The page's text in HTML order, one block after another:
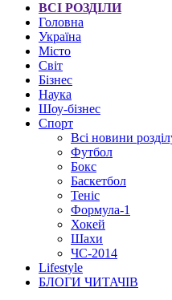
ВСІ РОЗДІЛИ
Головна
Україна
Місто
Світ
Бізнес
Наука
Шоу-бізнес
Спорт
Всі новини
Футбол
Бокс
Баскетбол
Теніс
Формула-1
Хокей
Шахи
ЧС-2014
Lifestyle
БЛОГИ ЧИТАЧІВ